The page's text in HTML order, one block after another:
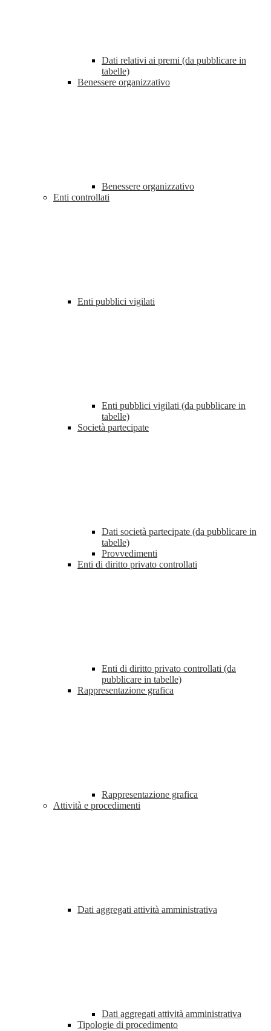
Dati relativi ai premi (da pubblicare in
tabelle)
Benessere organizzativo
Benessere organizzativo
Enti controllati
Enti pubblici vigilati
Enti pubblici vigilati (da pubblicare in
tabelle)
Società partecipate
Dati società partecipate (da pubblicare in
tabelle)
Provvedimenti
Enti di diritto privato controllati
Enti di diritto privato controllati (da
pubblicare in tabelle)
Rappresentazione grafica
Rappresentazione grafica
Attività e procedimenti
Dati aggregati attività amministrativa
Dati aggregati attività amministrativa
Tipologie di procedimento